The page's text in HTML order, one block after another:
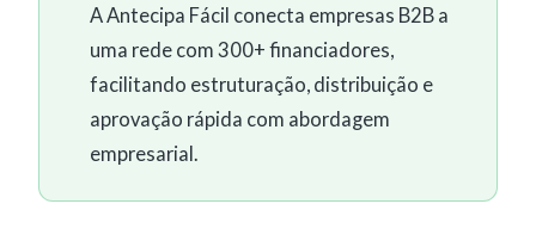
A Antecipa Fácil conecta empresas B2B a
uma rede com 300+ financiadores,
facilitando estruturação, distribuição e
aprovação rápida com abordagem
empresarial.